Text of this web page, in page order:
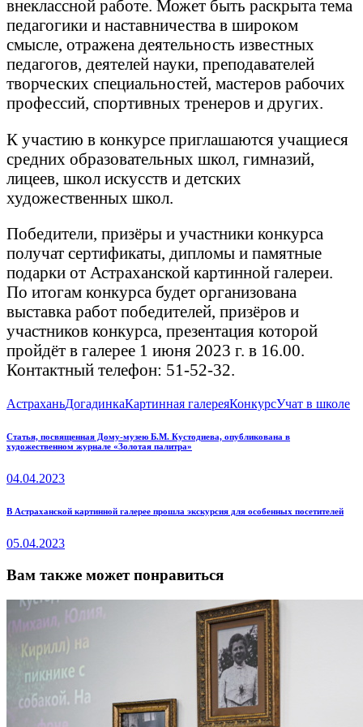
внеклассной работе. Может быть раскрыта тема
педагогики и наставничества в широком
смысле, отражена деятельность известных
педагогов, деятелей науки, преподавателей
творческих специальностей, мастеров рабочих
профессий, спортивных тренеров и других.
К участию в конкурсе приглашаются учащиеся
средних образовательных школ, гимназий,
лицеев, школ искусств и детских
художественных школ.
Победители, призёры и участники конкурса
получат сертификаты, дипломы и памятные
подарки от Астраханской картинной галереи.
По итогам конкурса будет организована
выставка работ победителей, призёров и
участников конкурса, презентация которой
пройдёт в галерее 1 июня 2023 г. в 16.00.
Контактный телефон: 51-52-32.
АстраханьДогадинкаКартинная галереяКонкурсУчат в школе
Навигация
записям
Previous
post:
Статья, посвященная Дому-музею Б.М. Кустодиева, опубликована в
художественном журнале «Золотая палитра»
04.04.2023
Next
В Астраханской картинной галерее прошла экскурсия для особенных посетителей
05.04.2023
Вам также может понравиться